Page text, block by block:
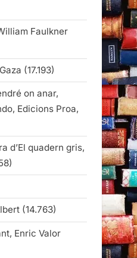
Faulkner
(17.193)
on anar,
Edicions Proa,
d’El quadern gris,
(14.763)
Enric Valor